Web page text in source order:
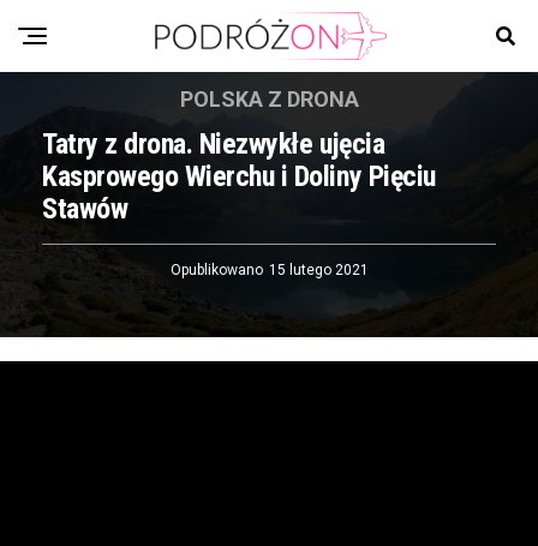
POLSKA Z DRONA
Tatry z drona. Niezwykłe ujęcia
Kasprowego Wierchu i Doliny Pięciu
Stawów
Opublikowano 15 lutego 2021